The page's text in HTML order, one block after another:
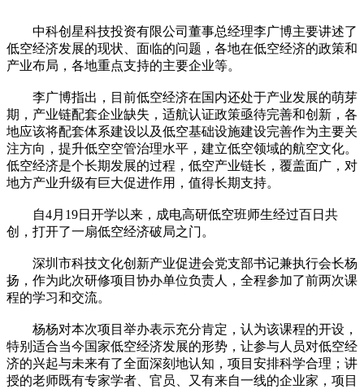
中科创星科技投资有限公司董事总经理李广博主要讲述了
低空经济发展的现状、面临的问题，各地在低空经济的政策和
产业布局，各地重点支持的主要企业等。
李广博指出，目前低空经济在国内还处于产业发展的萌芽
期，产业链配套企业缺失，适航认证政策亟待完善和创新，各
地应该将配套体系建设以及低空基础设施建设完善作为主要关
注方向，提升低空空管治理水平，建立低空领域的航空文化。
低空经济是个长期发展的过程，低空产业链长，覆盖面广，对
地方产业升级有巨大促进作用，值得长期支持。
自4月19日开学以来，成电高研低空班师生经过百日共
创，打开了一扇低空经济破局之门。
深圳市科技文化创新产业促进会党支部书记兼执行会长杨
扬，作为此次研修项目协办单位负责人，全程参加了前两次课
程的学习和交流。
杨杨对本次项目举办表示充分肯定，认为该课程的开设，
特别适合当今国家低空经济发展的形势，让参与人员对低空经
济的兴起与未来有了全面深刻地认知，项目安排科学合理；讲
授的老师既有专家学者、官员、又有来自一线的企业家，项目